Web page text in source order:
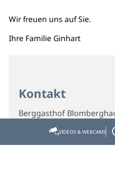
Wir freuen uns auf Sie.
Ihre Familie Ginhart
Kontakt
Berggasthof
Am Blomberg 1
83646 Wackersberg
VIDEOS & WEBCAMS